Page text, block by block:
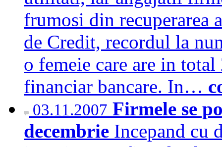
frumosi din
de Credit, recordul la
o femeie care are in
financiar bancare. In…
03.11.2007 Firmele se
decembrie Incepand cu